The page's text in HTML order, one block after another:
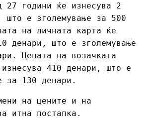
27 години ќе изнесува 2
што е зголемување за 500
на личната карта ќе
денари, што е зголемување
Цената на возачката
410 денари, што е
за 130 денари.
на цените и на
итна постапка.